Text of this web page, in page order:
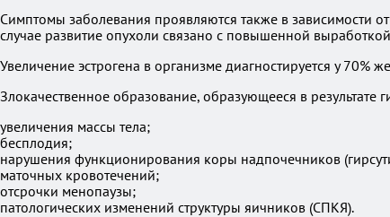
Симптомы заболевания проявляются также в зависимости
случае развитие опухоли связано с повышенной выработкой
Увеличение эстрогена в организме диагностируется у
Злокачественное образование, образующееся в
увеличения массы тела;
бесплодия;
нарушения функционирования коры надпочечников
маточных кровотечений;
отсрочки менопаузы;
патологических изменений структуры яичников (СПКЯ).